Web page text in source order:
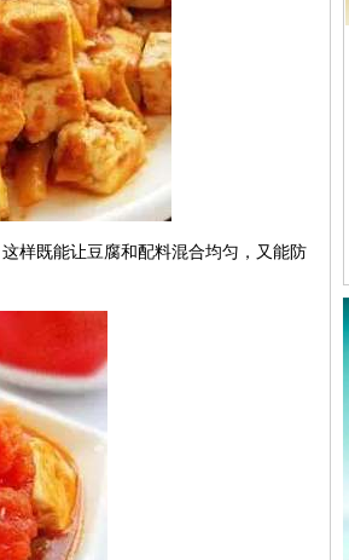
样既能让豆腐和配料混合均匀，又能防